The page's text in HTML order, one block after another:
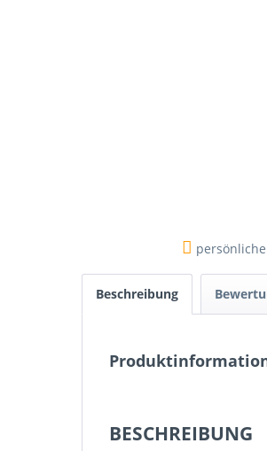
Beschreibung
BESCHREIBUNG